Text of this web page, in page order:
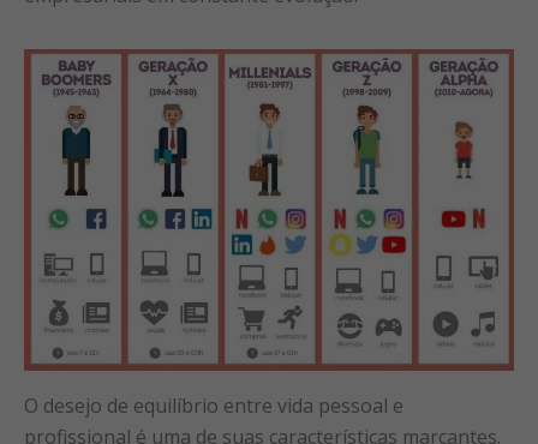
O desejo de equilíbrio entre vida pessoal e
profissional é uma de suas características marcantes.